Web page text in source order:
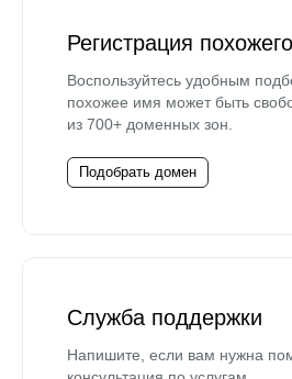
Регистрация
Воспользуйтесь удобным
похожее имя может быть
из 700+ доменных зон.
Подобрать домен
Служба поддержки
Напишите, если вам нужна